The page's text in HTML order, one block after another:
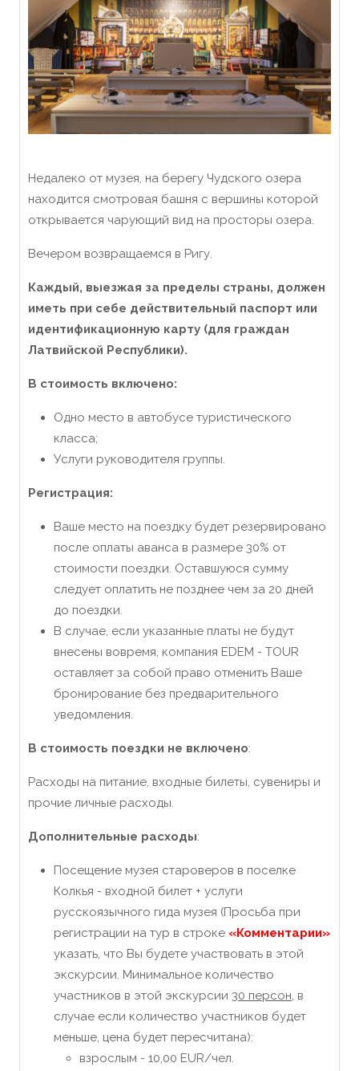
Недалеко от музея, на берегу Чудского озера
находится смотровая башня с вершины которой
открывается чарующий вид на просторы озера.
Вечером возвращаемся в Ригу.
Каждый, выезжая за пределы страны, должен
иметь при себе действительный паспорт или
идентификационную карту (для граждан
Латвийской Республики).
В стоимость включено:
Одно место в автобусе туристического
класса;
Услуги руководителя группы.
Регистрация:
Ваше место на поездку будет резервировано
после оплаты аванса в размере 30% от
стоимости поездки. Оставшуюся сумму
следует оплатить не позднее чем за 20 дней
до поездки.
В случае, если указанные платы не будут
внесены вовремя, компания EDEM - TOUR
оставляет за собой право отменить Ваше
бронирование без предварительного
уведомления.
В стоимость поездки не включено:
Расходы на питание, входные билеты, сувениры и
прочие личные расходы.
Дополнительные расходы:
Посещение музея староверов в поселке
Колкья - входной билет + услуги
русскоязычного гида музея (Просьба при
регистрации на тур в строке «Комментарии»
указать, что Вы будете участвовать в этой
экскурсии. Минимальное количество
участников в этой экскурсии 30 персон, в
случае если количество участников будет
меньше, цена будет пересчитана):
взрослым - 10,00 EUR/чел.